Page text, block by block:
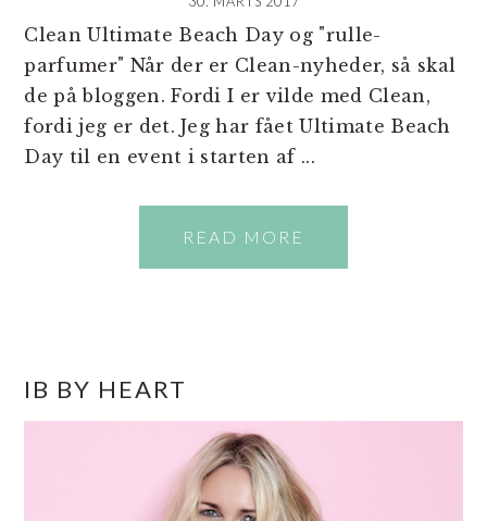
Clean Ultimate Beach Day og "rulle-
parfumer" Når der er Clean-nyheder, så skal
de på bloggen. Fordi I er vilde med Clean,
fordi jeg er det. Jeg har fået Ultimate Beach
Day til en event i starten af ...
READ MORE
SIDEBAR
IB BY HEART